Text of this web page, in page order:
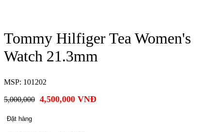
Tommy Hilfiger Tea Women's
Watch 21.3mm
MSP: 101202
5,000,000 4,500,000 VNĐ
Đặt hàng